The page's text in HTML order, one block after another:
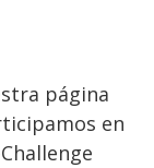
página
en